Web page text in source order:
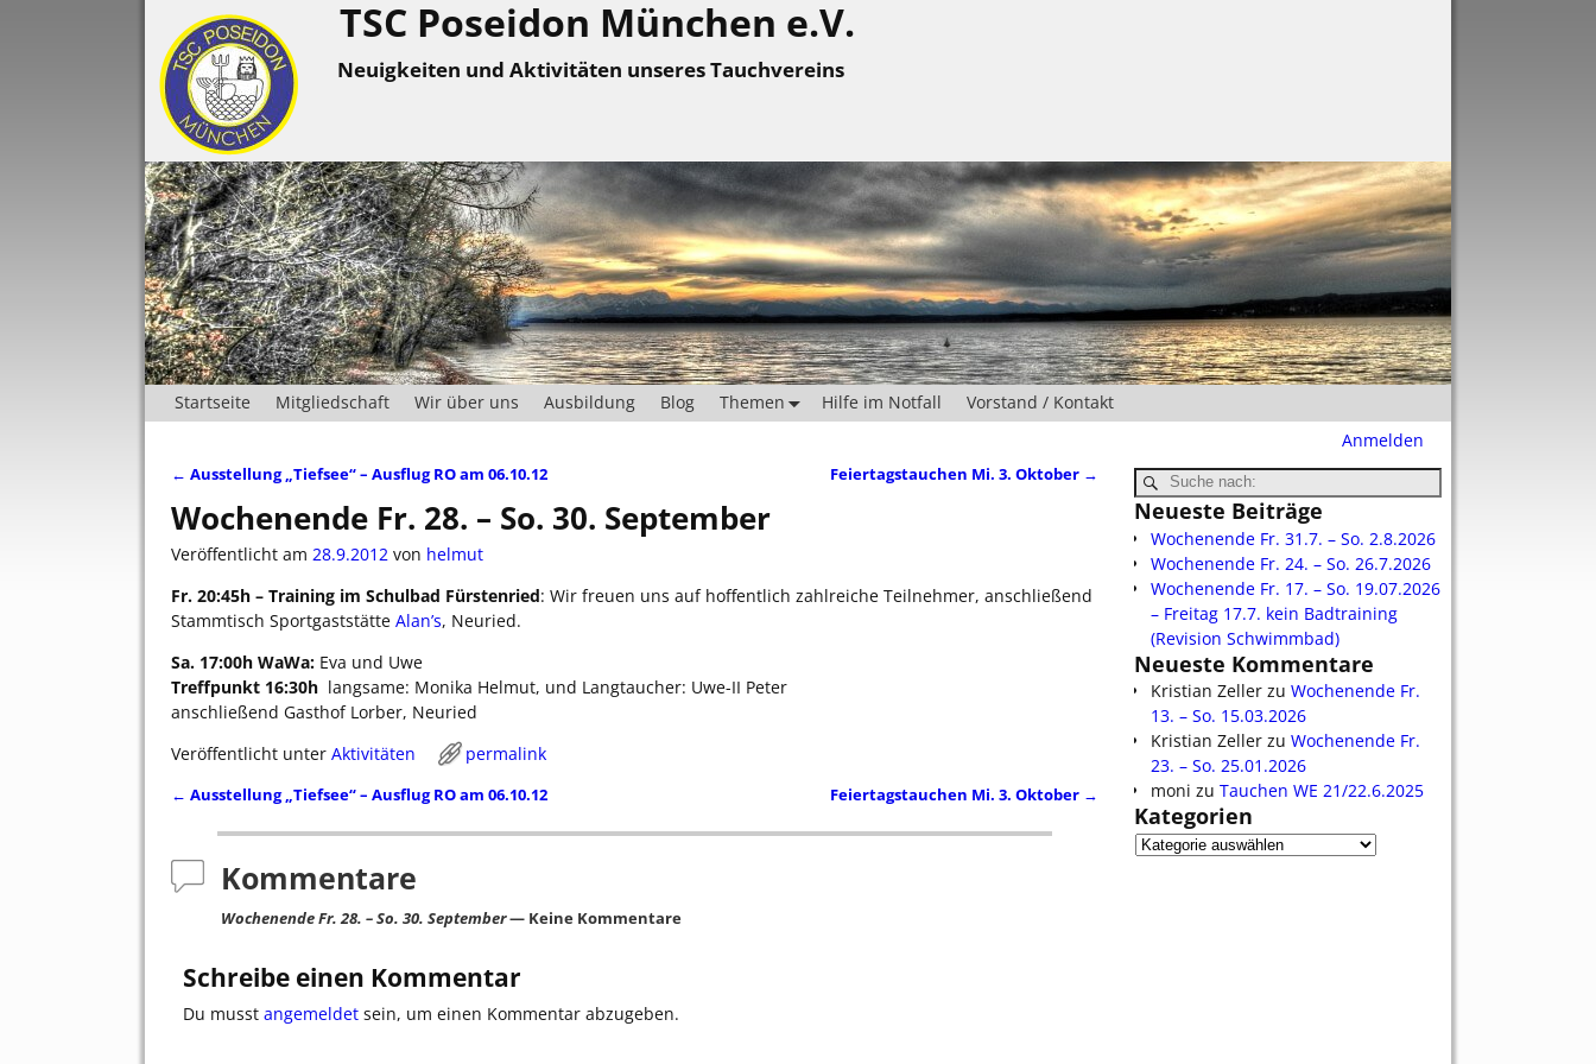
TSC Poseidon München e.V.
Neuigkeiten und Aktivitäten unseres Tauchvereins
Startseite Mitgliedschaft Wir über uns Ausbildung Blog Themen Hilfe im Notfall
Vorstand / Kontakt
Anmelden
← Ausstellung „Tiefsee“ – Ausflug RO am 06.10.12 Feiertagstauchen Mi. 3. Oktober →
Wochenende Fr. 28. – So. 30. September
Veröffentlicht am 28.9.2012 von helmut
Fr. 20:45h – Training im Schulbad Fürstenried: Wir freuen uns auf hoffentlich zahlreiche Teilnehmer, anschließend
Stammtisch Sportgaststätte  Alan’s, Neuried.
Sa. 17:00h WaWa: Eva und Uwe
Treffpunkt 16:30h langsame: Monika Helmut, und Langtaucher: Uwe-II Peter
anschließend Gasthof Lorber, Neuried
Veröffentlicht unter Aktivitäten permalink
← Ausstellung „Tiefsee“ – Ausflug RO am 06.10.12 Feiertagstauchen Mi. 3. Oktober →
Kommentare
Wochenende Fr. 28. – So. 30. September— Keine Kommentare
Schreibe einen Kommentar
Du musst angemeldet sein, um einen Kommentar abzugeben.
Neueste Beiträge
Wochenende Fr. 31.7. – So. 2.8.2026
Wochenende Fr. 24. – So. 26.7.2026
Wochenende Fr. 17. – So. 19.07.2026
– Freitag 17.7. kein Badtraining
(Revision Schwimmbad)
Neueste Kommentare
Kristian Zeller zu Wochenende Fr.
13. – So. 15.03.2026
Kristian Zeller zu Wochenende Fr.
23. – So. 25.01.2026
moni zu Tauchen WE 21/22.6.2025
Kategorien